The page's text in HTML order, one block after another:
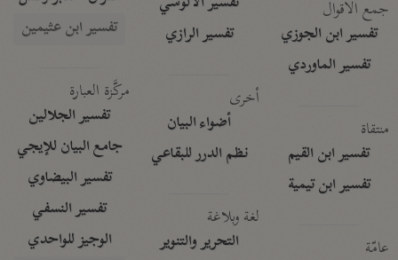
جمع الأقوال
تفسير ابن الجوزي
تفسير الماوردي
منتقاة
تفسير ابن القيم
تفسير ابن تيمية
عامّة
تفسير الرازي
أخرى
أضواء البيان
نظم الدرر للبقاعي
لغة وبلاغة
التحرير والتنوير
تفسير ابن عثيمين
مركَّزة العبارة
تفسير الجلالين
جامع البيان للإيجي
تفسير البيضاوي
تفسير النسفي
الوجيز للواحدي